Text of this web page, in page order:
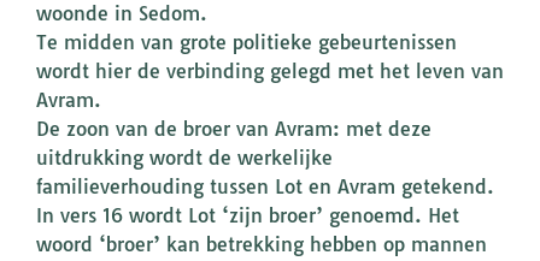
woonde in Sedom.
Te midden van grote politieke gebeurtenissen
wordt hier de verbinding gelegd met het leven van
Avram.
De zoon van de broer van Avram: met deze
uitdrukking wordt de werkelijke
familieverhouding tussen Lot en Avram getekend.
In vers 16 wordt Lot ‘zijn broer’ genoemd. Het
woord ‘broer’ kan betrekking hebben op mannen